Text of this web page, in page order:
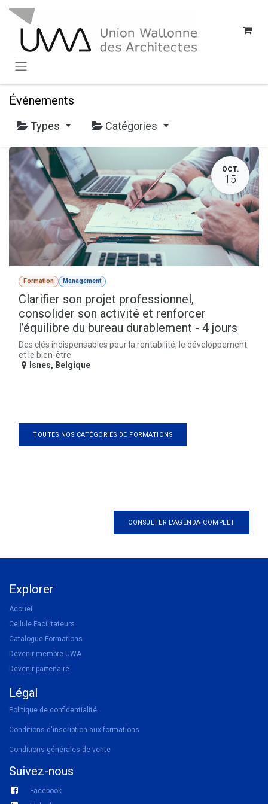
Événements
Types Catégories
OCT.
15
Formation Management
Clarifier son projet professionnel,
consolider son activité et renforcer
l’équilibre du bureau durablement - 4 jours
Des clés indispensables pour la rentabilité, le développement
et le bien-être
Isnes, Belgique
TOUTES NOS CATÉGORIES DE FORMATIONS
CONSULTER L'AGENDA COMPLET
Explorer
Accueil
Cellule Facilitateurs
Catalogue Formations
Devenir membre UWA
Devenir partenaire
Légal
Politique de confidentialité
Conditions d'inscription aux formations
Conditions générales de vente
Suivez-nous
Facebook